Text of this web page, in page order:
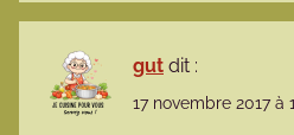
gut dit :
17 novembre 2017 à